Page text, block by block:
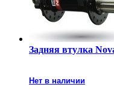
Задняя втулка
Нет в наличии